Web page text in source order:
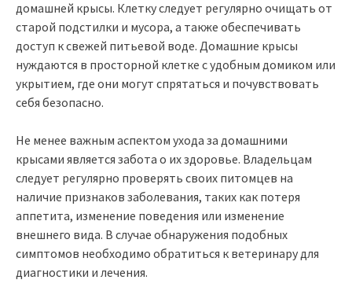
домашней крысы. Клетку следует регулярно очищать от
старой подстилки и мусора, а также обеспечивать
доступ к свежей питьевой воде. Домашние крысы
нуждаются в просторной клетке с удобным домиком или
укрытием, где они могут спрятаться и почувствовать
себя безопасно.
Не менее важным аспектом ухода за домашними
крысами является забота о их здоровье. Владельцам
следует регулярно проверять своих питомцев на
наличие признаков заболевания, таких как потеря
аппетита, изменение поведения или изменение
внешнего вида. В случае обнаружения подобных
симптомов необходимо обратиться к ветеринару для
диагностики и лечения.